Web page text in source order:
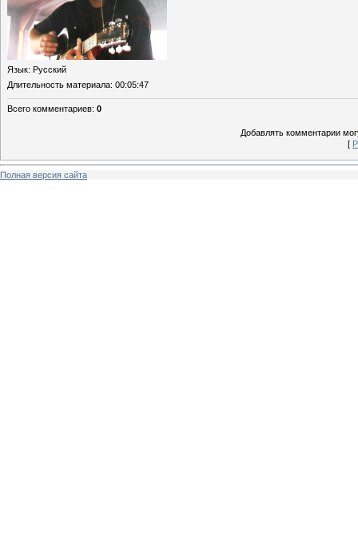
Язык: Русский
Длительность материала: 00:05:47
Всего комментариев: 0
Добавлять комментарии
[
Полная версия сайта